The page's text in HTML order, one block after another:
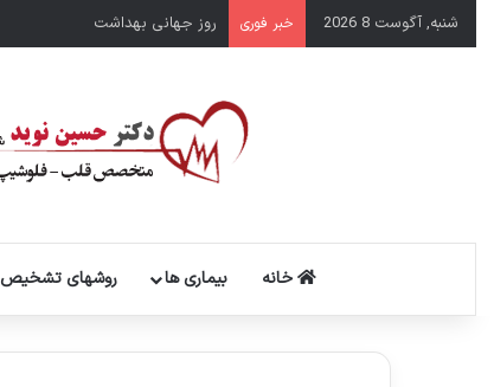
شنبه, آگوست 8 2026 خبر فوری روز جهانی بهداشت
خانه بیماری ها روشهای تشخیص